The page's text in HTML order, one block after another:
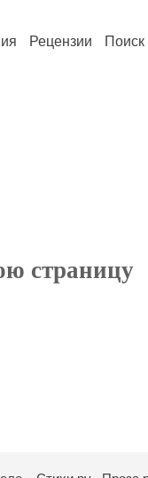
Рецензии Поиск
страницу